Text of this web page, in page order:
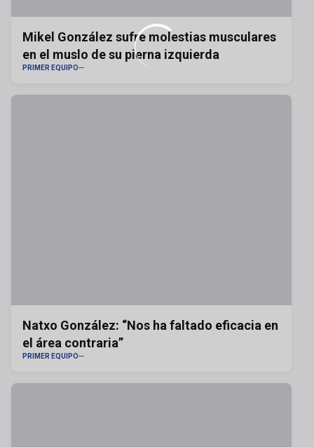
Mikel González sufre molestias musculares
en el muslo de su pierna izquierda
PRIMER EQUIPO
Natxo González: “Nos ha faltado eficacia en
el área contraria”
PRIMER EQUIPO